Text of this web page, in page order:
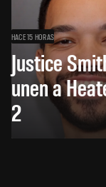
HACE 15 HORAS
Justice
unen a
2